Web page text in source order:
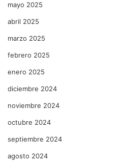
mayo 2025
abril 2025
marzo 2025
febrero 2025
enero 2025
diciembre 2024
noviembre 2024
octubre 2024
septiembre 2024
agosto 2024